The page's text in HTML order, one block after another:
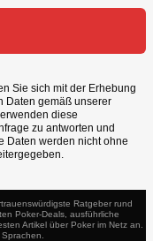
Sie sich mit der Erhebung
Daten gemäß unserer
diese
zu antworten und
Daten werden nicht ohne
Ratgeber rund
Poker-Deals, ausführliche
Artikel über Poker im Netz an.